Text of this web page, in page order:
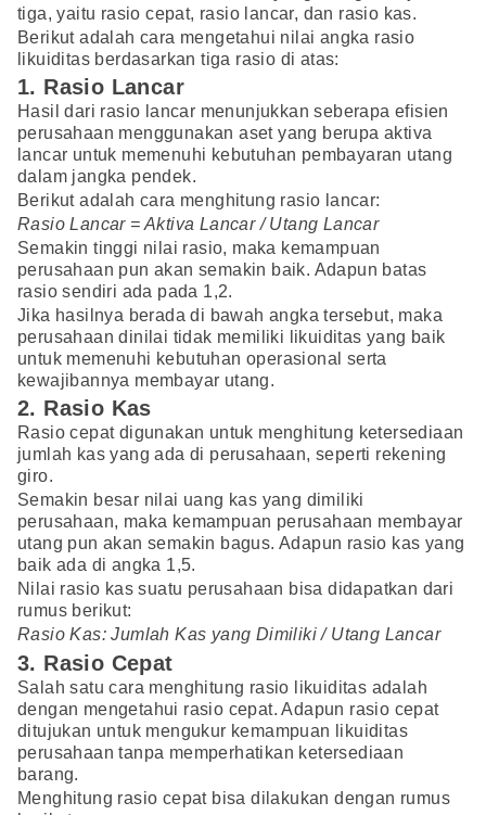
tiga, yaitu rasio cepat, rasio lancar, dan rasio kas.
Berikut adalah cara mengetahui nilai angka rasio
likuiditas berdasarkan tiga rasio di atas:
1. Rasio Lancar
Hasil dari rasio lancar menunjukkan seberapa efisien
perusahaan menggunakan aset yang berupa aktiva
lancar untuk memenuhi kebutuhan pembayaran utang
dalam jangka pendek.
Berikut adalah cara menghitung rasio lancar:
Rasio Lancar = Aktiva Lancar / Utang Lancar
Semakin tinggi nilai rasio, maka kemampuan
perusahaan pun akan semakin baik. Adapun batas
rasio sendiri ada pada 1,2.
Jika hasilnya berada di bawah angka tersebut, maka
perusahaan dinilai tidak memiliki likuiditas yang baik
untuk memenuhi kebutuhan operasional serta
kewajibannya membayar utang.
2. Rasio Kas
Rasio cepat digunakan untuk menghitung ketersediaan
jumlah kas yang ada di perusahaan, seperti rekening
giro.
Semakin besar nilai uang kas yang dimiliki
perusahaan, maka kemampuan perusahaan membayar
utang pun akan semakin bagus. Adapun rasio kas yang
baik ada di angka 1,5.
Nilai rasio kas suatu perusahaan bisa didapatkan dari
rumus berikut:
Rasio Kas: Jumlah Kas yang Dimiliki / Utang Lancar
3. Rasio Cepat
Salah satu cara menghitung rasio likuiditas adalah
dengan mengetahui rasio cepat. Adapun rasio cepat
ditujukan untuk mengukur kemampuan likuiditas
perusahaan tanpa memperhatikan ketersediaan
barang.
Menghitung rasio cepat bisa dilakukan dengan rumus